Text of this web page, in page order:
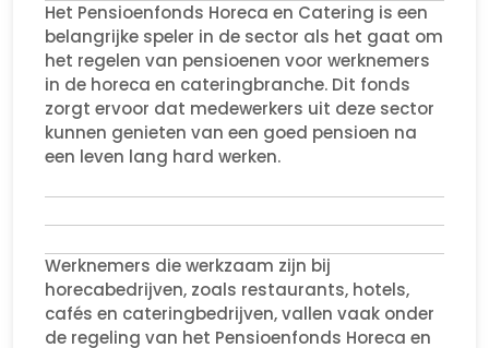
Het Pensioenfonds Horeca en Catering is een
belangrijke speler in de sector als het gaat om
het regelen van pensioenen voor werknemers
in de horeca en cateringbranche. Dit fonds
zorgt ervoor dat medewerkers uit deze sector
kunnen genieten van een goed pensioen na
een leven lang hard werken.
Werknemers die werkzaam zijn bij
horecabedrijven, zoals restaurants, hotels,
cafés en cateringbedrijven, vallen vaak onder
de regeling van het Pensioenfonds Horeca en